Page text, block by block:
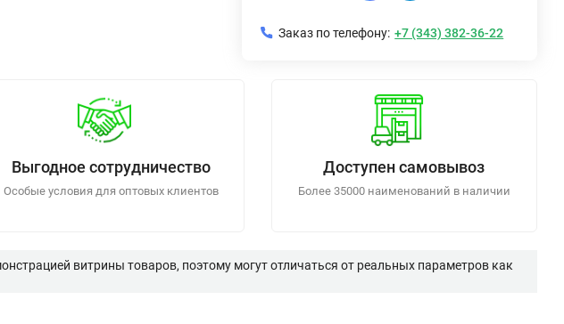
Заказ по телефону: +7 (343) 382-36-22
Выгодное сотрудничество
Особые условия для оптовых клиентов
Доступен самовывоз
Более 35000 наименований в наличии
витрины товаров, поэтому могут отличаться от реальных параметров как